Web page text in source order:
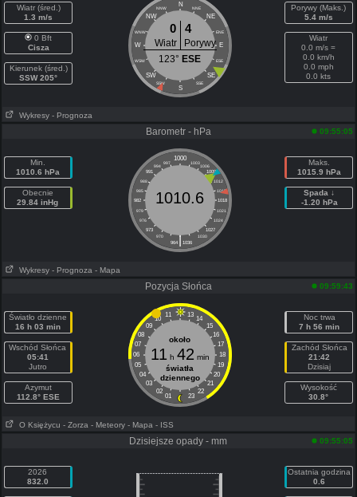
Wiatr (śred.)
1.3 m/s
0 Bft
Cisza
Kierunek (śred.)
SSW 205°
N
NNW NNE
NW NE
WNW ENE
W E
WSW ESE
SW SE
SSW SSE
S
0 4
Wiatr
Porywy
123° ESE
Porywy (Maks.)
5.4 m/s
Wiatr
0.0 m/s =
0.0 km/h
0.0 mph
0.0 kts
Wykresy - Prognoza
Barometr - hPa 09:55:05
Min.
1010.6 hPa
Obecnie
29.84 inHg
1000
997 1003
994
1006
991
1009
988
1012
985
1015
982
1018
979
1021
976
1024
973
1027
970
1030
|
964 1036
1010.6
Maks.
1015.9 hPa
Spada ↓
-1.20 hPa
Wykresy - Prognoza - Mapa
Pozycja Słońca 09:59:43
Światło dzienne
16 h 03 min
Wschód Słońca
05:41
Jutro
Azymut
112.8° ESE
11 13
10
14
09
15
08
16
07
17
06
18
05
19
04
20
03
21
02
22
01 23
około
11 h 42 min
światła
dziennego
Noc trwa
7 h 56 min
Zachód Słońca
21:42
Dzisiaj
Wysokość
30.8°
O Księżycu - Zorza - Meteory - Mapa - ISS
Dzisiejsze opady - mm 09:55:05
2026
832.0
Ostatnia godzina
0.6